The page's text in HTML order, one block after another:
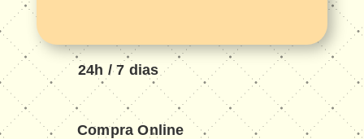
24h / 7 dias
Compra Online